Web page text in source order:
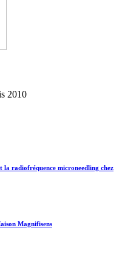
2010
la radiofréquence microneedling chez
Magnifisens